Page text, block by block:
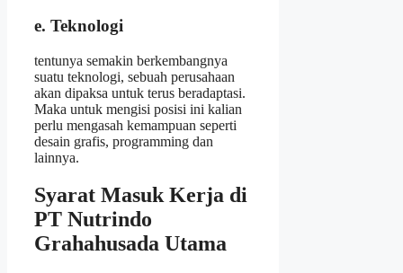
e. Teknologi
tentunya semakin berkembangnya
suatu teknologi, sebuah perusahaan
akan dipaksa untuk terus beradaptasi.
Maka untuk mengisi posisi ini kalian
perlu mengasah kemampuan seperti
desain grafis, programming dan
lainnya.
Syarat Masuk Kerja di
PT Nutrindo
Grahahusada Utama